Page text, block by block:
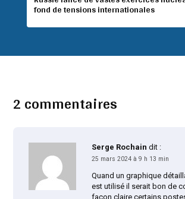
fond de tensions internationales
2 commentaires
Serge Rochain dit :
25 mars 2024 à 9 h 13 min
Quand un graphique
est utilisé il serait bon de
façon claire certains